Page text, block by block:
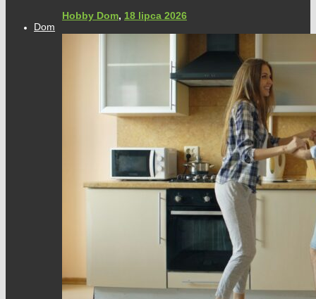
Hobby Dom, 18 lipca 2026
Dom